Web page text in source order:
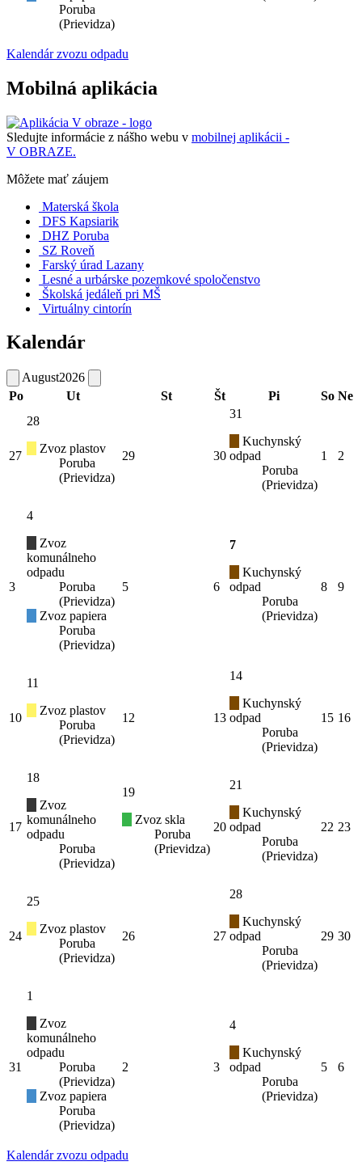
Poruba
(Prievidza)
Kalendár zvozu odpadu
Mobilná aplikácia
Sledujte informácie z nášho webu v mobilnej aplikácii -
V OBRAZE.
Môžete mať záujem
Materská škola
DFS Kapsiarik
DHZ Poruba
SZ Roveň
Farský úrad Lazany
Lesné a urbárske pozemkové spoločenstvo
Školská jedáleň pri MŠ
Virtuálny cintorín
Kalendár
August2026
Po
Ut St Št Pi So Ne
27
28
Zvoz plastov
Poruba
(Prievidza)
29 30
31
Kuchynský
odpad
Poruba
(Prievidza)
1 2
3
4
Zvoz
komunálneho
odpadu
Poruba
(Prievidza)
Zvoz papiera
Poruba
(Prievidza)
5 6
7
Kuchynský
odpad
Poruba
(Prievidza)
8 9
10
11
Zvoz plastov
Poruba
(Prievidza)
12 13
14
Kuchynský
odpad
Poruba
(Prievidza)
15 16
17
18
Zvoz
komunálneho
odpadu
Poruba
(Prievidza)
19
Zvoz skla
Poruba
(Prievidza)
20
21
Kuchynský
odpad
Poruba
(Prievidza)
22 23
24
25
Zvoz plastov
Poruba
(Prievidza)
26 27
28
Kuchynský
odpad
Poruba
(Prievidza)
29 30
31
1
Zvoz
komunálneho
odpadu
Poruba
(Prievidza)
Zvoz papiera
Poruba
(Prievidza)
2 3
4
Kuchynský
odpad
Poruba
(Prievidza)
5 6
Kalendár zvozu odpadu